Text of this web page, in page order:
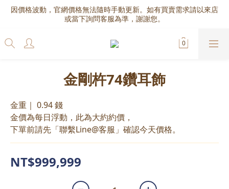
因價格波動，官網價格無法隨時手動更新。如有買賣需求請以來店
或當下詢問客服為準，謝謝您。
金剛杵74鑽耳飾
金重｜ 0.94 錢
金價為每日浮動，此為大約約價，
下單前請先「聯繫Line@客服」確認今天價格。
NT$999,999